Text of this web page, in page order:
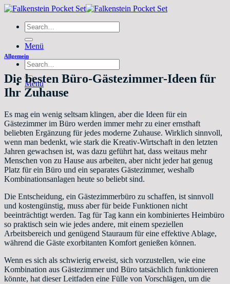
Zum
springenSearch
for:
Menü
Search
for:
Menü
Allgemein
Die besten Büro-Gästezimmer-Ideen für
Ihr Zuhause
Es mag ein wenig seltsam klingen, aber die Ideen für ein
Gästezimmer im Büro werden immer mehr zu einer ernsthaft
beliebten Ergänzung für jedes moderne Zuhause. Wirklich sinnvoll,
wenn man bedenkt, wie stark die Kreativ-Wirtschaft in den letzten
Jahren gewachsen ist, was dazu geführt hat, dass weitaus mehr
Menschen von zu Hause aus arbeiten, aber nicht jeder hat genug
Platz für ein Büro und ein separates Gästezimmer, weshalb
Kombinationsanlagen heute so beliebt sind.
Die Entscheidung, ein Gästezimmerbüro zu schaffen, ist sinnvoll
und kostengünstig, muss aber für beide Funktionen nicht
beeinträchtigt werden. Tag für Tag kann ein kombiniertes Heimbüro
so praktisch sein wie jedes andere, mit einem speziellen
Arbeitsbereich und genügend Stauraum für eine effektive Ablage,
während die Gäste exorbitanten Komfort genießen können.
Wenn es sich als schwierig erweist, sich vorzustellen, wie eine
Kombination aus Gästezimmer und Büro tatsächlich funktionieren
könnte, hat dieser Leitfaden eine Fülle von Vorschlägen, um die